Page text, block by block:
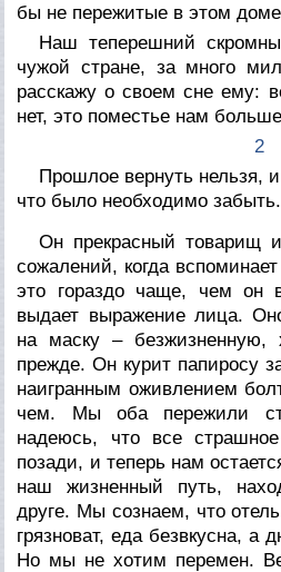
бы не пережитые в этом
Наш теперешний
чужой стране, за много
расскажу о своем сне ему:
нет, это поместье нам
2
Прошлое вернуть нельзя,
что было необходимо забыть.
Он прекрасный товарищ
сожалений, когда
это гораздо чаще, чем он
выдает выражение лица.
на маску – безжизненную,
прежде. Он курит папиросу
наигранным оживлением
чем. Мы оба пережили
надеюсь, что все
позади, и теперь нам
наш жизненный путь,
друге. Мы сознаем, что
грязноват, еда безвкусна, а
Но мы не хотим перемен.